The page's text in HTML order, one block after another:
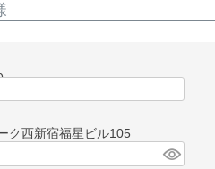
ク西新宿福星ビル105